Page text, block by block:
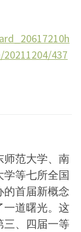
437
师范大学、南
等七所全国
首届新概念
一道曙光。这
三、四届一等